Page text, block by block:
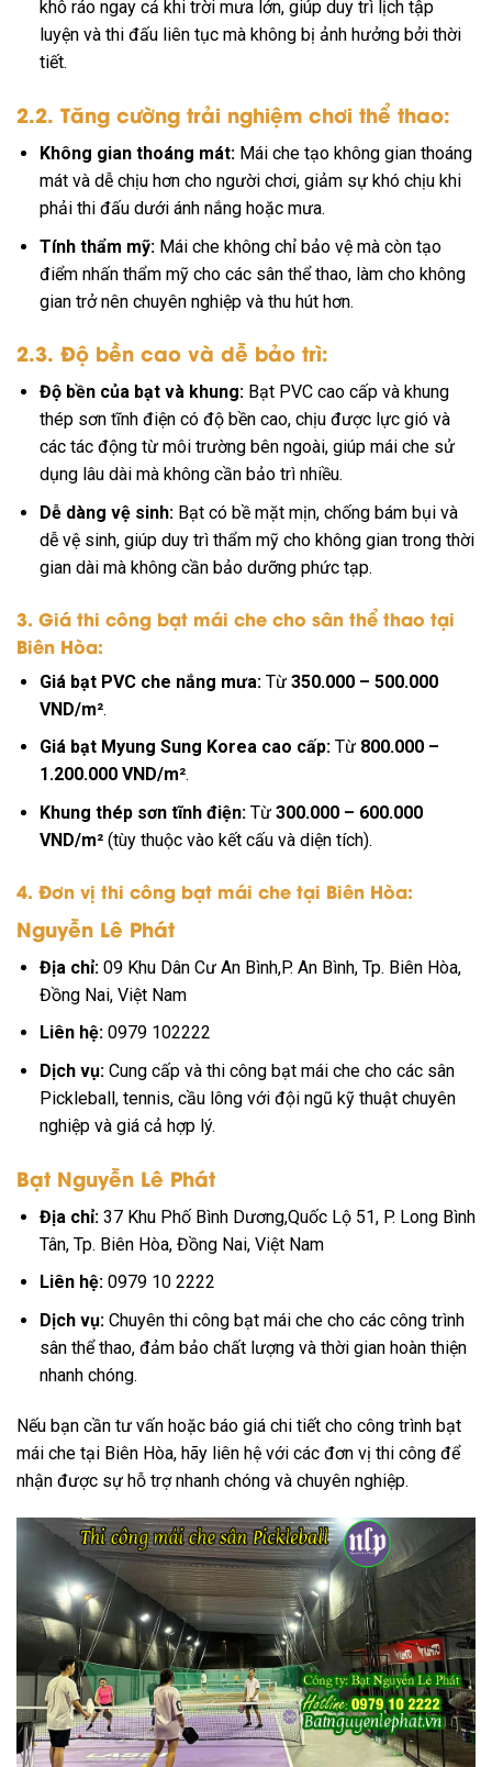
khô ráo ngay cả khi trời mưa lớn, giúp duy trì lịch tập
luyện và thi đấu liên tục mà không bị ảnh hưởng bởi thời
tiết.
2.2. Tăng cường trải nghiệm chơi thể thao:
Không gian thoáng mát:Mái che tạo không gian thoáng
mát và dễ chịu hơn cho người chơi, giảm sự khó chịu khi
phải thi đấu dưới ánh nắng hoặc mưa.
Tính thẩm mỹ:Mái che không chỉ bảo vệ mà còn tạo
điểm nhấn thẩm mỹ cho các sân thể thao, làm cho không
gian trở nên chuyên nghiệp và thu hút hơn.
2.3. Độ bền cao và dễ bảo trì:
Độ bền của bạt và khung:Bạt PVC cao cấp và khung
thép sơn tĩnh điện có độ bền cao, chịu được lực gió và
các tác động từ môi trường bên ngoài, giúp mái che sử
dụng lâu dài mà không cần bảo trì nhiều.
Dễ dàng vệ sinh:Bạt có bề mặt mịn, chống bám bụi và
dễ vệ sinh, giúp duy trì thẩm mỹ cho không gian trong thời
gian dài mà không cần bảo dưỡng phức tạp.
3. Giá thi công bạt mái che cho sân thể thao tại
Biên Hòa:
Giá bạt PVC che nắng mưa:Từ 350.000 – 500.000
VND/m².
Giá bạt Myung Sung Korea cao cấp:Từ 800.000 –
1.200.000 VND/m².
Khung thép sơn tĩnh điện:Từ 300.000 – 600.000
VND/m²(tùy thuộc vào kết cấu và diện tích).
4. Đơn vị thi công bạt mái che tại Biên Hòa:
Nguyễn Lê Phát
Địa chỉ:09 Khu Dân Cư An Bình,P. An Bình, Tp. Biên Hòa,
Đồng Nai, Việt Nam
Liên hệ:0979 102222
Dịch vụ:Cung cấp và thi công bạt mái che cho các sân
Pickleball, tennis, cầu lông với đội ngũ kỹ thuật chuyên
nghiệp và giá cả hợp lý.
Bạt Nguyễn Lê Phát
Địa chỉ:37 Khu Phố Bình Dương,Quốc Lộ 51, P. Long Bình
Tân, Tp. Biên Hòa, Đồng Nai, Việt Nam
Liên hệ:0979 10 2222
Dịch vụ:Chuyên thi công bạt mái che cho các công trình
sân thể thao, đảm bảo chất lượng và thời gian hoàn thiện
nhanh chóng.
Nếu bạn cần tư vấn hoặc báo giá chi tiết cho công trình bạt
mái che tại Biên Hòa, hãy liên hệ với các đơn vị thi công để
nhận được sự hỗ trợ nhanh chóng và chuyên nghiệp.